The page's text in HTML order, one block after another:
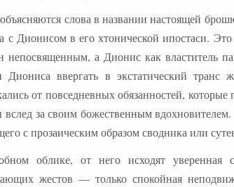
слова в названии настоящей
Дионисом в его хтонической ипостаси. Это
а Дионис как властитель
ввергать в экстатический транс
от повседневных обязанностей, которые
за своим божественным
с прозаическим образом сводника или
облике, от него исходят уверенная
жестов — только спокойная